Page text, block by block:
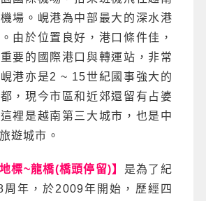
場。峴港為中部最大的深水港
由於位置良好，港口條件佳，
要的國際港口與轉運站，非常
港亦是2 ~ 15世紀國事強大的
，現今市區和近郊還留有占婆
裡是越南第三大城市，也是中
遊城市。
標~龍橋(橋頭停留)】 是為了紀
周年，於2009年開始，歷經四